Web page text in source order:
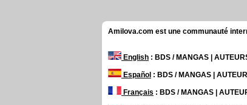
Amilova.com est une communauté
English : BDS / MANGAS |
Español : BDS / MANGAS |
Français : BDS / MANGAS |